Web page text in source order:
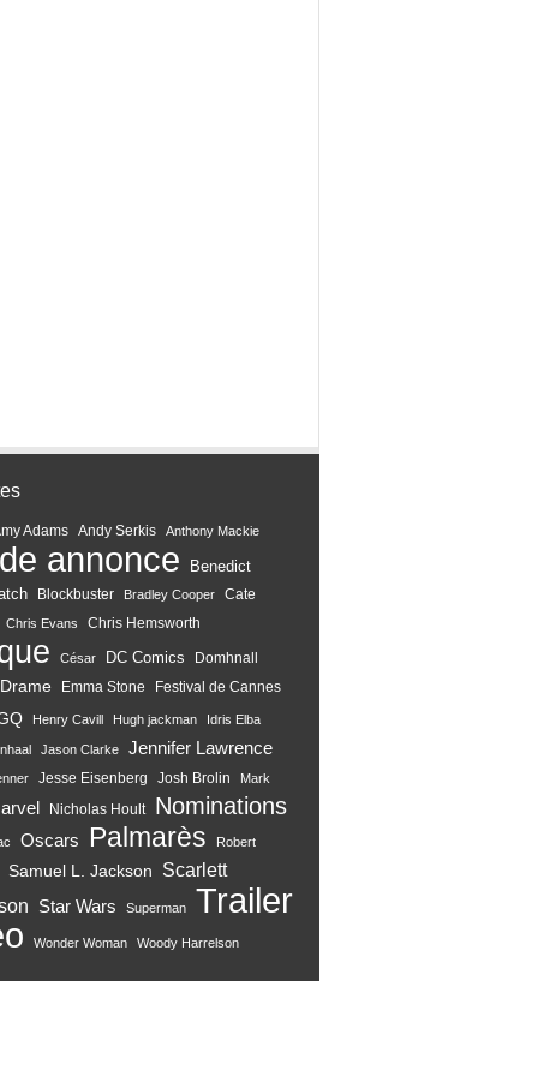
Adams Andy Serkis Anthony Mackie
annonce
Benedict
Blockbuster Bradley Cooper
Cate
Chris Evans Chris Hemsworth
César DC Comics
Domhnall
Drame Emma Stone Festival de Cannes
Henry Cavill Hugh jackman Idris Elba
Jason Clarke Jennifer Lawrence
Jesse Eisenberg Josh Brolin Mark
Nicholas Hoult Nominations
Oscars Palmarès Robert
Samuel L. Jackson
Scarlett
Star Wars Superman Trailer
Wonder Woman Woody Harrelson